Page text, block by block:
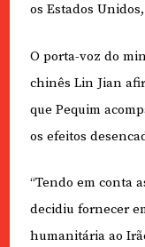
os Estados
O porta-voz do
chinês Lin Jian
que Pequim
os efeitos
“Tendo em conta
decidiu fornecer
humanitária ao